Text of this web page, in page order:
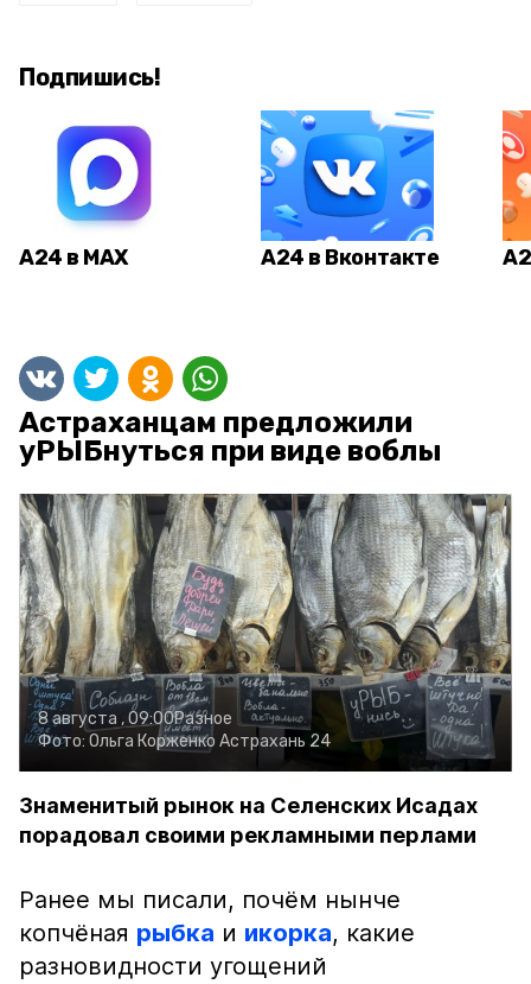
Подпишись!
А24 в MAX А24 в Вконтакте
Астраханцам предложили
уРЫБнуться при виде воблы
8 августа , 09:00Разное
Фото: Ольга Корженко Астрахань 24
Знаменитый рынок на Селенских Исадах
порадовал своими рекламными перлами
Ранее мы писали, почём нынче
копчёная рыбка и икорка, какие
разновидности угощений